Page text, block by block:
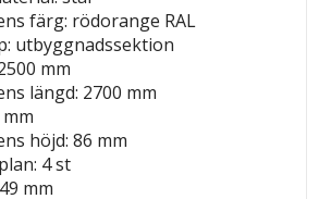
färg: rödorange RAL
utbyggnadssektion
mm
längd: 2700 mm
höjd: 86 mm
4 st
mm